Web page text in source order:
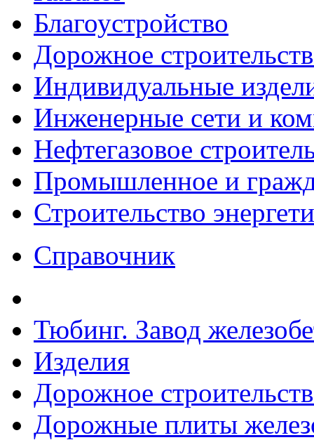
Благоустройство
Дорожное
Индивидуальные
Инженерные сети и
Нефтегазовое
Промышленное и
Строительство
Справочник
Тюбинг. Завод
Изделия
Дорожное
Дорожные плиты